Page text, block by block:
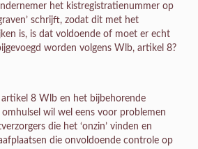
het kistregistratienummer op
schrijft, zodat dit met het
is, is dat voldoende of moet er echt
worden volgens Wlb, artikel 8?
8 Wlb en het bijbehorende
wil wel eens voor problemen
die het ‘onzin’ vinden en
die onvoldoende controle op